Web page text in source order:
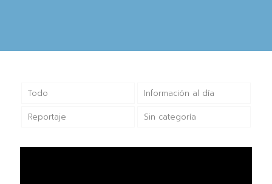
Todo Información al día
Reportaje Sin categoría